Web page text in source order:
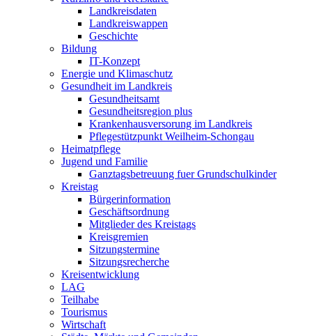
Landkreisdaten
Landkreiswappen
Geschichte
Bildung
IT-Konzept
Energie und Klimaschutz
Gesundheit im Landkreis
Gesundheitsamt
Gesundheitsregion plus
Krankenhausversorung im Landkreis
Pflegestützpunkt Weilheim-Schongau
Heimatpflege
Jugend und Familie
Ganztagsbetreuung fuer Grundschulkinder
Kreistag
Bürgerinformation
Geschäftsordnung
Mitglieder des Kreistags
Kreisgremien
Sitzungstermine
Sitzungsrecherche
Kreisentwicklung
LAG
Teilhabe
Tourismus
Wirtschaft